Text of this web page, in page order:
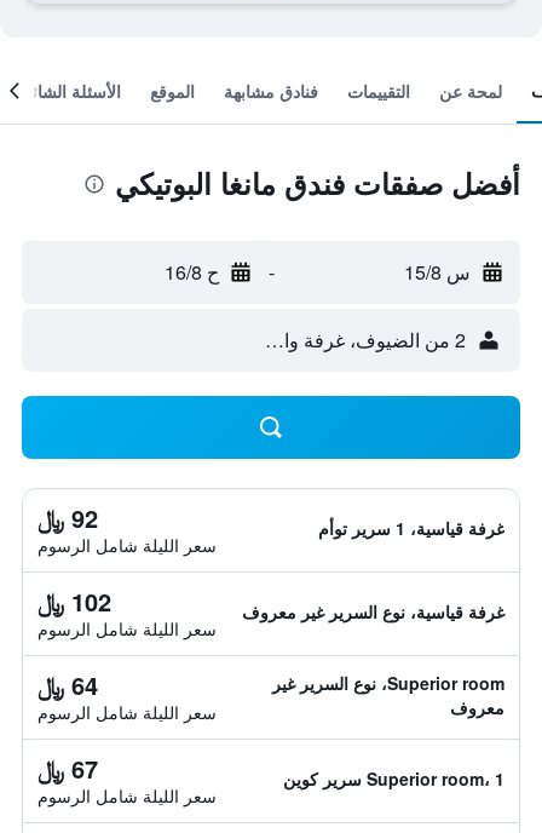
لمحة عن التقييمات فنادق مشابهة الموقع الأسئلة الشائعة
أفضل صفقات فندق مانغا البوتيكي
س 15/8 - ح 16/8
2 من الضيوف، غرفة واحدة
غرفة قياسية، 1 سرير توأم 92 ﷼
سعر الليلة شامل الرسوم
غرفة قياسية، نوع السرير غير معروف 102 ﷼
سعر الليلة شامل الرسوم
Superior room، نوع السرير غير
معروف
64 ﷼
سعر الليلة شامل الرسوم
Superior room، 1 سرير كوين 67 ﷼
سعر الليلة شامل الرسوم